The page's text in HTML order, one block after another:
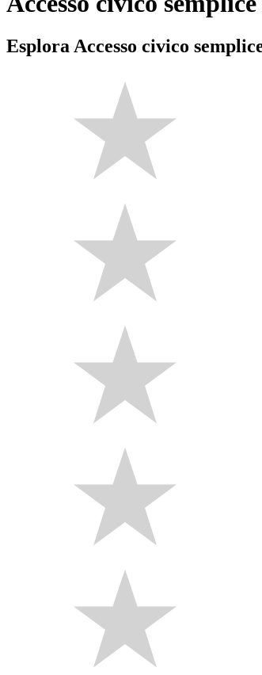
Esplora Accesso civico